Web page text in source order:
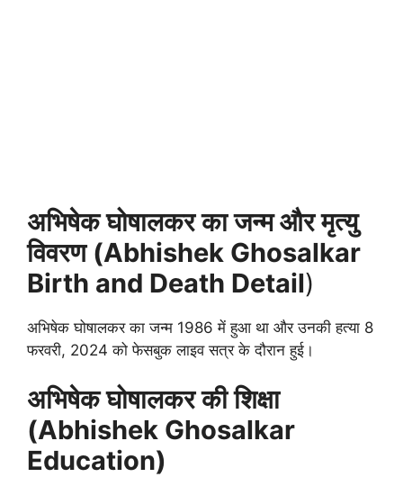
अभिषेक घोषालकर का जन्म और मृत्यु
विवरण (Abhishek Ghosalkar
Birth and Death Detail)
अभिषेक घोषालकर का जन्म 1986 में हुआ था और उनकी हत्या 8
फरवरी, 2024 को फेसबुक लाइव सत्र के दौरान हुई।
अभिषेक घोषालकर की शिक्षा
(Abhishek Ghosalkar
Education)